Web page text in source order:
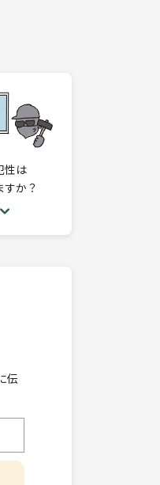
性は
すか？
伝